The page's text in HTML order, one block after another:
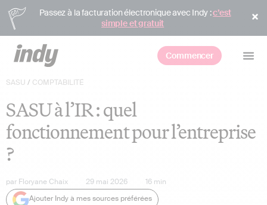
Passez à la facturation électronique avec Indy :c’est
simple et gratuit
Commencer
SASU / COMPTABILITÉ
SASU à l’IR : quel
fonctionnement pour l’entreprise
?
par Floryane Chaix 29 mai 2026 16 min
Ajouter Indy à mes sources préférées